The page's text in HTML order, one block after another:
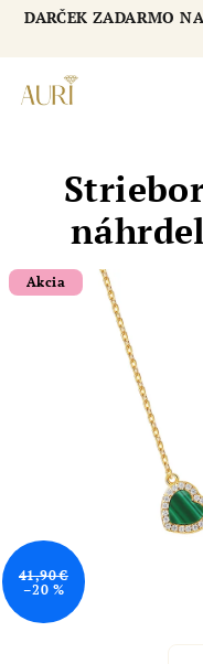
PrejsťDARČEK ZADARMO
Akcia
41,90 €
–20 %
Chatbot